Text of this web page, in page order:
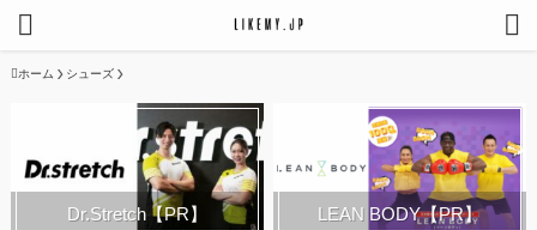
ホーム シューズ
Dr.Stretch【PR】 LEAN BODY【PR】